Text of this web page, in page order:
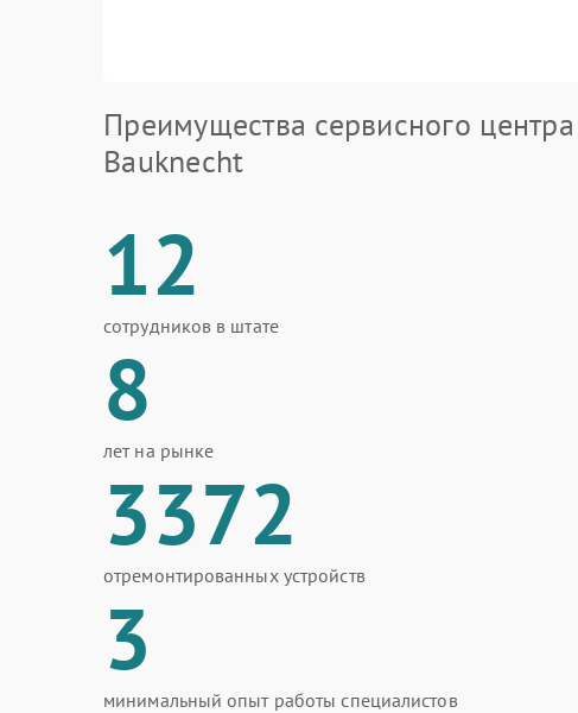
Преимущества сервисного центра
Bauknecht
12
сотрудников в штате
8
лет на рынке
3372
отремонтированных устройств
3
минимальный опыт работы специалистов